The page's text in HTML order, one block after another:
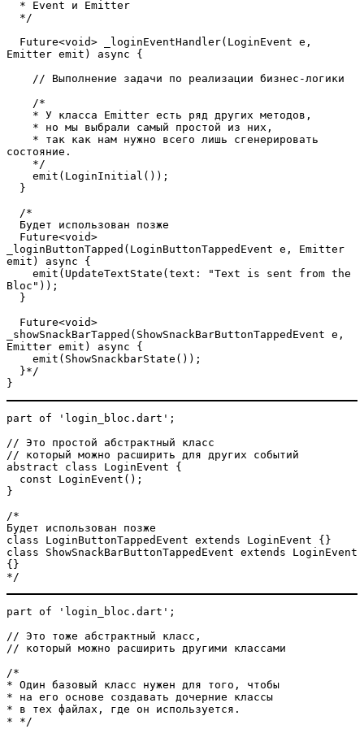
  * Event и Emitter
  */
Emitter emit) async {
    // Выполнение задачи по реализации бизнес-логики
    /*
    * У класса Emitter есть ряд других методов,
    * но мы выбрали самый простой из них,
состояние.
    */
    emit(LoginInitial());
  }
  /*
  Будет использован позже
_loginButtonTapped(LoginButtonTappedEvent e, Emitter
emit) async {
Bloc"));
  }
_showSnackBarTapped(ShowSnackBarButtonTappedEvent e,
Emitter emit) async {
    emit(ShowSnackbarState());
  }*/
}
part of 'login_bloc.dart';
// Это простой абстрактный класс
// который можно расширить для других событий
abstract class LoginEvent {
  const LoginEvent();
}
/*
Будет использован позже
class LoginButtonTappedEvent extends LoginEvent {}
class ShowSnackBarButtonTappedEvent extends LoginEvent
{}
*/
part of 'login_bloc.dart';
// Это тоже абстрактный класс,
// который можно расширить другими классами
/*
* Один базовый класс нужен для того, чтобы
* на его основе создавать дочерние классы
* в тех файлах, где он используется.
* */